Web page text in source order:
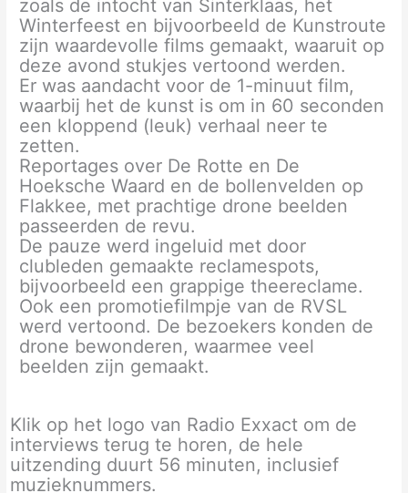
zoals de intocht van Sinterklaas, het
Winterfeest en bijvoorbeeld de Kunstroute
zijn waardevolle films gemaakt, waaruit op
deze avond stukjes vertoond werden.
Er was aandacht voor de 1-minuut film,
waarbij het de kunst is om in 60 seconden
een kloppend (leuk) verhaal neer te
zetten.
Reportages over De Rotte en De
Hoeksche Waard en de bollenvelden op
Flakkee, met prachtige drone beelden
passeerden de revu.
De pauze werd ingeluid met door
clubleden gemaakte reclamespots,
bijvoorbeeld een grappige theereclame.
Ook een promotiefilmpje van de RVSL
werd vertoond. De bezoekers konden de
drone bewonderen, waarmee veel
beelden zijn gemaakt.
Klik op het logo van Radio Exxact om de
interviews terug te horen, de hele
uitzending duurt 56 minuten, inclusief
muzieknummers.